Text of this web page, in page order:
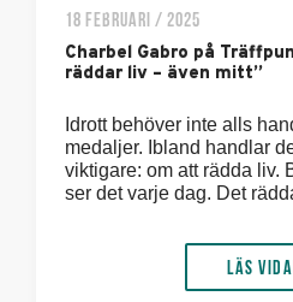
18 FEBRUARI / 2025
Charbel Gabro på
räddar liv – även mitt”
Idrott behöver inte alls
medaljer. Ibland handlar
viktigare: om att rädda liv.
ser det varje dag. Det
Läs